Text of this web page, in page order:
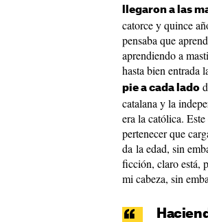
llegaron a las
catorce y quince
pensaba que
aprendiendo a
hasta bien entrada
pie a cada lado
catalana y la
era la católica.
pertenecer que
da la edad, sin
ficción, claro está,
mi cabeza, sin